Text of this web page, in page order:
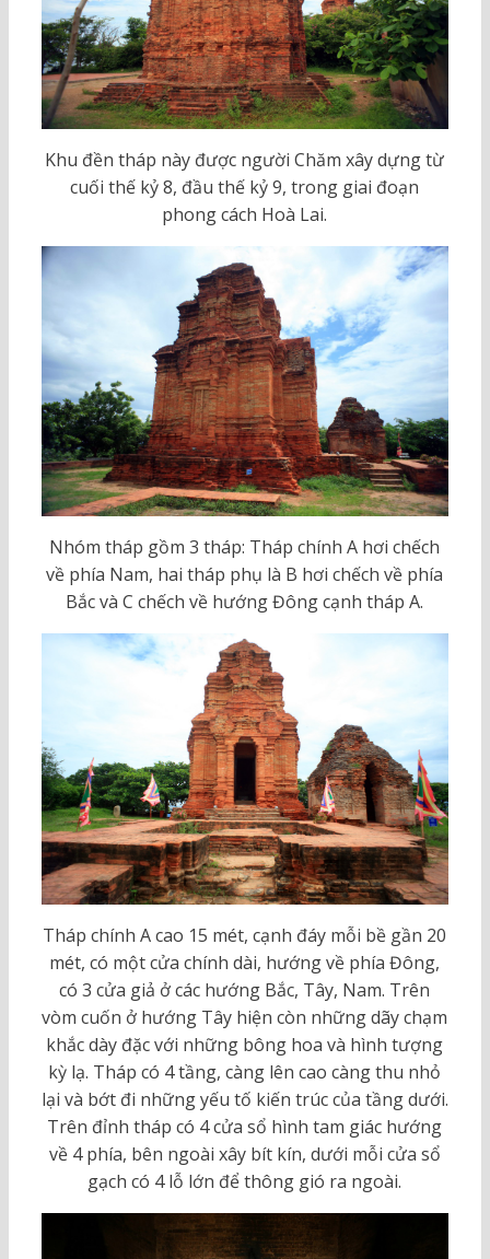
Khu đền tháp này được người Chăm xây dựng từ
cuối thế kỷ 8, đầu thế kỷ 9, trong giai đoạn
phong cách Hoà Lai.
Nhóm tháp gồm 3 tháp: Tháp chính A hơi chếch
về phía Nam, hai tháp phụ là B hơi chếch về phía
Bắc và C chếch về hướng Đông cạnh tháp A.
Tháp chính A cao 15 mét, cạnh đáy mỗi bề gần 20
mét, có một cửa chính dài, hướng về phía Đông,
có 3 cửa giả ở các hướng Bắc, Tây, Nam. Trên
vòm cuốn ở hướng Tây hiện còn những dãy chạm
khắc dày đặc với những bông hoa và hình tượng
kỳ lạ. Tháp có 4 tầng, càng lên cao càng thu nhỏ
lại và bớt đi những yếu tố kiến trúc của tầng dưới.
Trên đỉnh tháp có 4 cửa sổ hình tam giác hướng
về 4 phía, bên ngoài xây bít kín, dưới mỗi cửa sổ
gạch có 4 lỗ lớn để thông gió ra ngoài.